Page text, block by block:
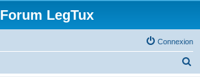
Forum LegTux
Connexion